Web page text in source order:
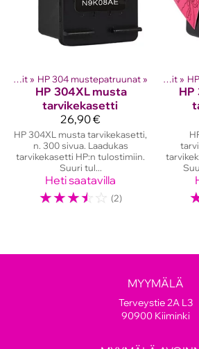
HP mustekasetit ‪» HP 304 mustepatruunat ‪»
HP 304XL musta
tarvikekasetti
26,90 €
HP 304XL musta tarvikekasetti,
n. 300 sivua. Laadukas
tarvikekasetti HP:n tulostimiin.
Suuri tul...
Heti saatavilla
☆☆☆☆ ☆ (2)
kasetit‪» HP mustekasetit ‪»
HP
MYYMÄLÄ
Terveystie 2A L3
90900 Kiiminki